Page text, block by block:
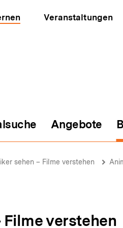
Veranstaltungen
Angebote
sehen – Filme verstehen
Filme verstehen